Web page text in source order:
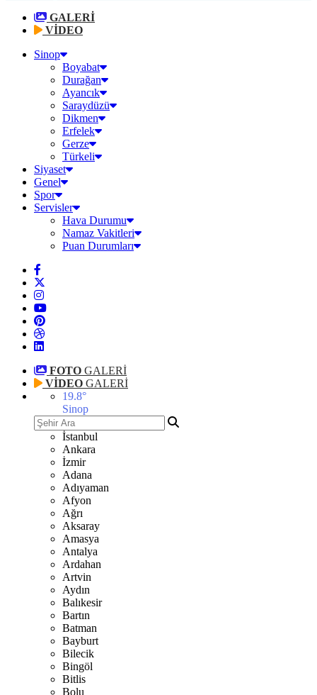
GALERİ
VİDEO
Sinop
Boyabat
Durağan
Ayancık
Saraydüzü
Dikmen
Erfelek
Gerze
Türkeli
Siyaset
Genel
Spor
Servisler
Hava Durumu
Namaz Vakitleri
Puan Durumları
FOTO GALERİ
VİDEO GALERİ
19.8°
Sinop
İstanbul
Ankara
İzmir
Adana
Adıyaman
Afyon
Ağrı
Aksaray
Amasya
Antalya
Ardahan
Artvin
Aydın
Balıkesir
Bartın
Batman
Bayburt
Bilecik
Bingöl
Bitlis
Bolu